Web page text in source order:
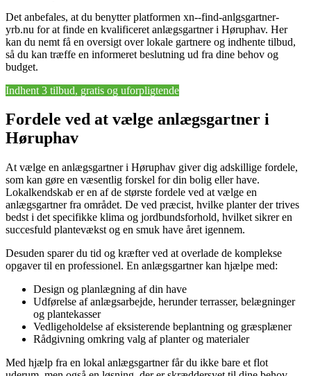
Det anbefales, at du benytter platformen xn--find-anlgsgartner-
yrb.nu for at finde en kvalificeret anlægsgartner i Høruphav. Her
kan du nemt få en oversigt over lokale gartnere og indhente tilbud,
så du kan træffe en informeret beslutning ud fra dine behov og
budget.
Indhent 3 tilbud, gratis og uforpligtende
Fordele ved at vælge anlægsgartner i
Høruphav
At vælge en anlægsgartner i Høruphav giver dig adskillige fordele,
som kan gøre en væsentlig forskel for din bolig eller have.
Lokalkendskab er en af de største fordele ved at vælge en
anlægsgartner fra området. De ved præcist, hvilke planter der trives
bedst i det specifikke klima og jordbundsforhold, hvilket sikrer en
succesfuld plantevækst og en smuk have året igennem.
Desuden sparer du tid og kræfter ved at overlade de komplekse
opgaver til en professionel. En anlægsgartner kan hjælpe med:
Design og planlægning af din have
Udførelse af anlægsarbejde, herunder terrasser, belægninger
og plantekasser
Vedligeholdelse af eksisterende beplantning og græsplæner
Rådgivning omkring valg af planter og materialer
Med hjælp fra en lokal anlægsgartner får du ikke bare et flot